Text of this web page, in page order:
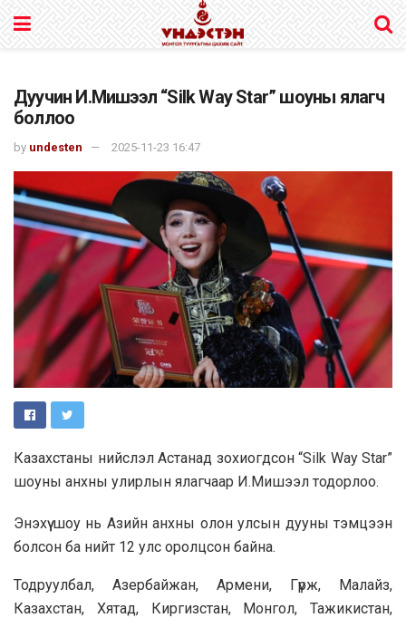
Дуучин И.Мишээл “Silk Way Star” шоуны ялагч
боллоо
by undesten 2025-11-23 16:47
Казах­станы нийслэл Астанад зохиогдсон “Silk Way Star”
шоуны анхны улирлын ялагчаар И.Мишээл тодорлоо.
Энэхүү шоу нь Азийн анхны олон улсын дууны тэмцээн
болсон ба нийт 12 улс оролцсон байна.
Тодруулбал, Азербайжан, Армени, Гүрж, Малайз,
Казахстан, Хятад, Киргизстан, Монгол, Тажикистан,